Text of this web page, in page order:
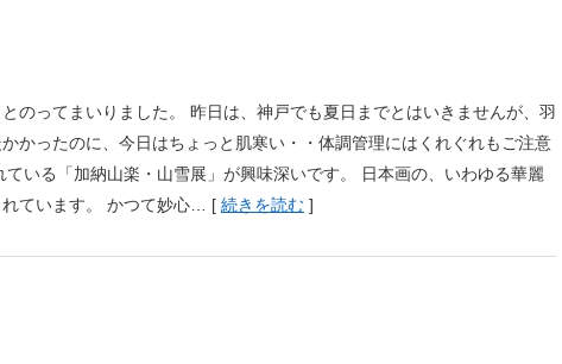
のってまいりました。 昨日は、神戸でも夏日までとはいきませんが、羽
かったのに、今日はちょっと肌寒い・・体調管理にはくれぐれもご注意
いる「加納山楽・山雪展」が興味深いです。 日本画の、いわゆる華麗
ています。 かつて妙心… [ 続きを読む ]